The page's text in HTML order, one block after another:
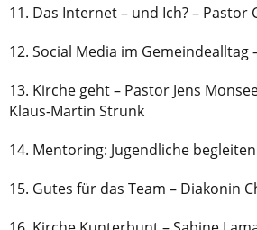
11. Das Internet – und Ich? – Pastor
12. Social Media im Gemeindealltag
13. Kirche geht – Pastor Jens
Klaus-Martin Strunk
14. Mentoring: Jugendliche
15. Gutes für das Team – Diakonin